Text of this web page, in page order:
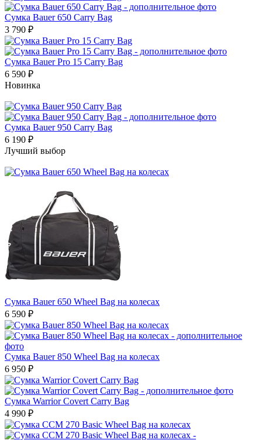
Сумка Bauer 650 Carry Bag
3 790 ₽
Сумка Bauer Pro 15 Carry Bag
6 590 ₽
Новинка
Сумка Bauer 950 Carry Bag
6 190 ₽
Лучший выбор
Сумка Bauer 650 Wheel Bag на колесах
6 590 ₽
Сумка Bauer 850 Wheel Bag на колесах
6 950 ₽
Сумка Warrior Covert Carry Bag
4 990 ₽